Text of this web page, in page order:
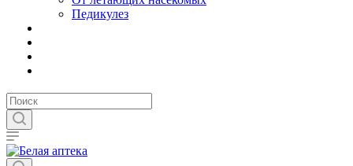
Педикулез